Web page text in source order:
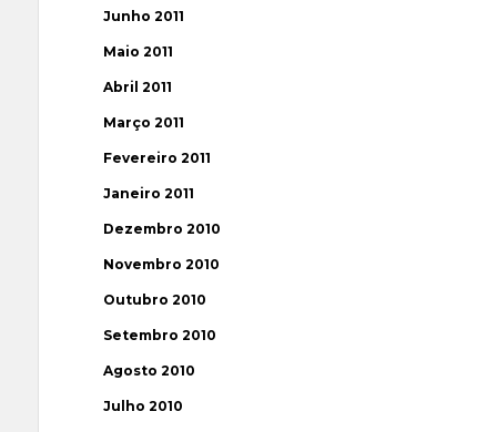
Junho 2011
Maio 2011
Abril 2011
Março 2011
Fevereiro 2011
Janeiro 2011
Dezembro 2010
Novembro 2010
Outubro 2010
Setembro 2010
Agosto 2010
Julho 2010